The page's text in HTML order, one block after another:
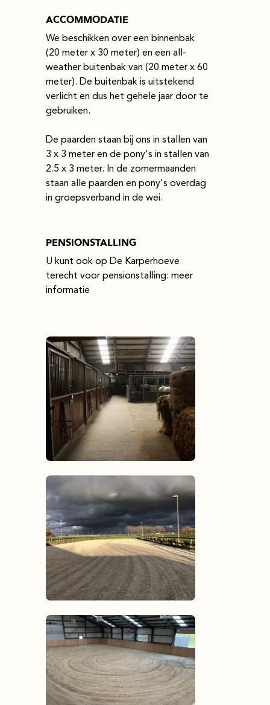
ACCOMMODATIE
We beschikken over een binnenbak
(20 meter x 30 meter) en een all-
weather buitenbak van (20 meter x 60
meter). De buitenbak is uitstekend
verlicht en dus het gehele jaar door te
gebruiken.
De paarden staan bij ons in stallen van
3 x 3 meter en de pony's in stallen van
2.5 x 3 meter. In de zomermaanden
staan alle paarden en pony's overdag
in groepsverband in de wei.
PENSIONSTALLING
U kunt ook op De Karperhoeve
terecht voor pensionstalling: meer
informatie